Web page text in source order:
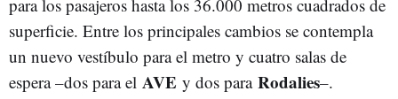
para los pasajeros hasta los 36.000 metros cuadrados de
superficie. Entre los principales cambios se contempla
un nuevo vestíbulo para el metro y cuatro salas de
espera –dos para el AVE y dos para Rodalies–.